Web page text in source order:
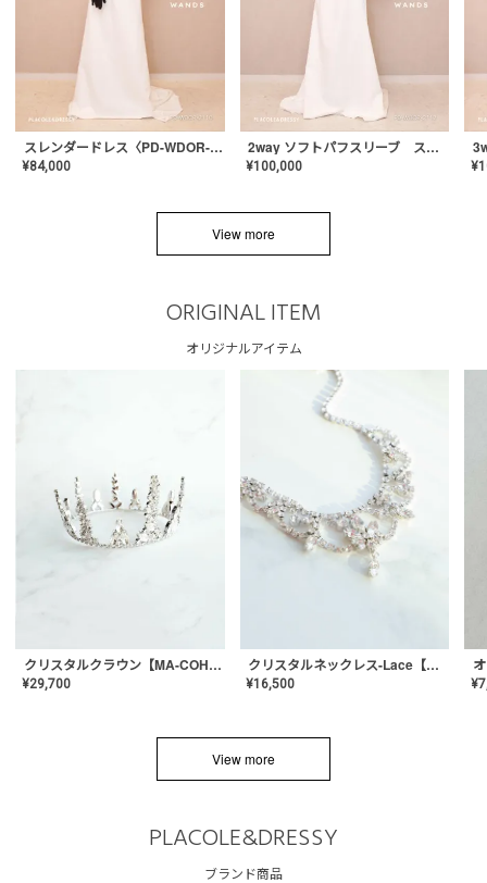
スレンダードレス〈PD-WDOR-2110〉
¥84,000
2way ソフトパフスリーブ スレンダードレス〈PD-WDOR-2112〉
¥100,000 ¥
View more
ORIGINAL ITEM
オリジナルアイテム
クリスタルクラウン【MA-COHD-01】韓国風クラウン/ウェディングクラウン/ティアラ
¥29,700
クリスタルネックレス-Lace【MA-CONL-02】
¥16,500 ¥
View more
PLACOLE&DRESSY
ブランド商品